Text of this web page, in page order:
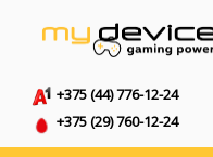
+375 (44) 776-12-24
+375 (29) 760-12-24